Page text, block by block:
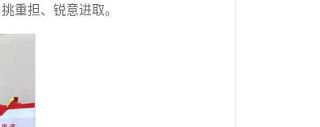
重担、锐意进取。